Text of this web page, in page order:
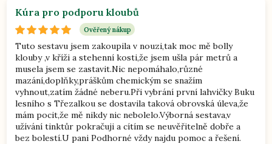
Kúra pro podporu kloubů
Ověřený nákup
Tuto sestavu jsem zakoupila v nouzi,tak moc mě bolly
klouby ,v kříži a stehenní kosti,že jsem ušla pár metrů a
musela jsem se zastavit.Nic nepomáhalo,různé
mazání,doplňky,práškům chemickým se snažím
vyhnout,zatím žádné neberu.Při vybrání první lahvičky Buku
lesního s Třezalkou se dostavila taková obrovská úleva,že
mám pocit,že mě nikdy nic nebolelo.Výborná sestava,v
užívání tinktůr pokračuji a cítím se neuvěřitelně dobře a
bez bolestí.U pani Podhorné vždy najdu pomoc a řešení.